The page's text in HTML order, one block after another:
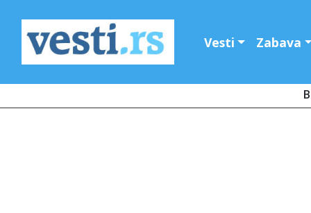
Vesti Zabava